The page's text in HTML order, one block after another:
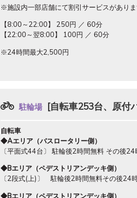
※施設内一部店舗にて割引サービスがあり
【8:00～22:00】 250円 ／ 60分
【22:00～翌8:00】 100円 ／ 60分
※24時間最大2,500円
駐輪場 [自転車253台、原付
自転車
◆Aエリア（バスロータリー側）
〔平面式44台〕 駐輪後2時間無料 その後
◆Bエリア（ペデストリアンデッキ側）
〔2段式(上)〕 駐輪後2時間無料その後24
◆Bエリア（ペデストリアンデッキ側）